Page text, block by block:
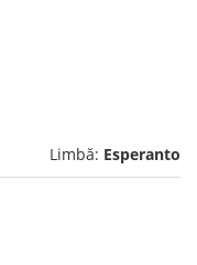
Limbă: Esperanto